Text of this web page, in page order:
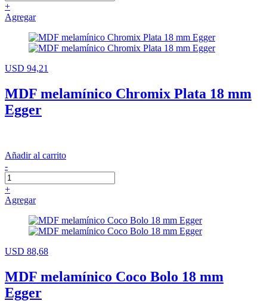
+
Agregar
USD 94,21
MDF melamínico Chromix Plata 18 mm
Egger
Añadir al carrito
-
+
Agregar
USD 88,68
MDF melamínico Coco Bolo 18 mm
Egger